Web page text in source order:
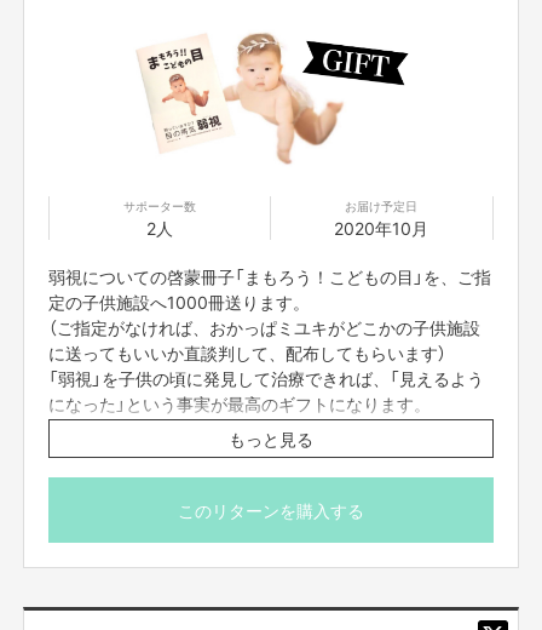
不良品、発送品間違いの場合は無料で交換させていただきます。到着日から
7日以内に上記問い合わせ先へご連絡ください。それ以上経過しますと返品
をお受け出来ない場合がございます。※サポーターのご都合によるキャンセ
ル・返品・交換はお受けできません。
サポーター数
2人
お届け予定日
2020年10月
弱視についての啓蒙冊子「まもろう！こどもの目」を、ご指
定の子供施設へ1000冊送ります。
（ご指定がなければ、おかっぱミユキがどこかの子供施設
に送ってもいいか直談判して、配布してもらいます）
「弱視」を子供の頃に発見して治療できれば、「見えるよう
になった」という事実が最高のギフトになります。
いただいたお金は印刷代や送料にさせていただきます。
もっと見る
このリターンを購入する